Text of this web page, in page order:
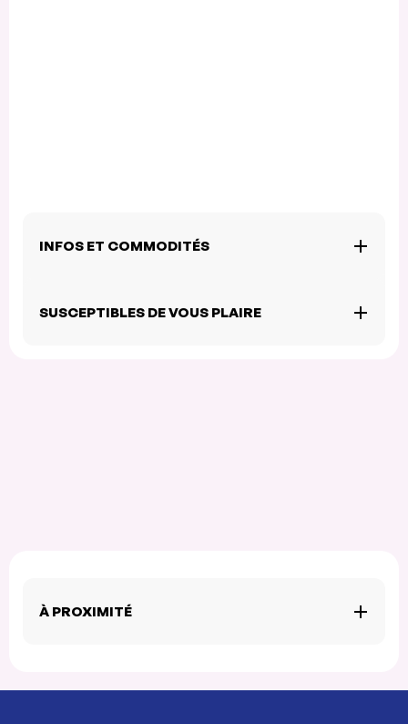
INFOS ET COMMODITÉS
SUSCEPTIBLES DE VOUS PLAIRE
À PROXIMITÉ